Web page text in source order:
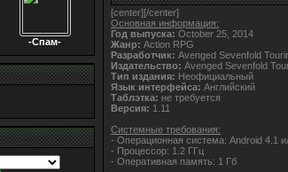
-Спам-
[center][/center]
Основная информация:
Год выпуска: October 25, 2014
Жанр: Action RPG
Разработчик: Avenged Sevenfold
Издательство: Avenged Sevenfold
Тип издания: Неофициальный
Язык интерфейса: Английский
Таблэтка: не требуется
Версия: 1.11
Системные требования:
- Операционная система: Android 4.1
- Процессор: 1.2 ГГц
- Оперативная память: 1 Гб